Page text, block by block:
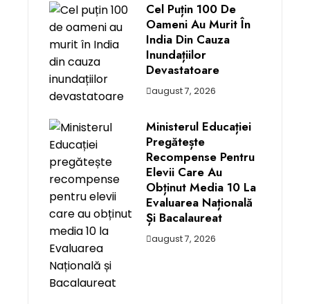
Cel Puțin 100 De
Oameni Au Murit În
India Din Cauza
Inundațiilor
Devastatoare
august 7, 2026
Ministerul Educației
Pregătește
Recompense Pentru
Elevii Care Au
Obținut Media 10 La
Evaluarea Națională
Și Bacalaureat
august 7, 2026